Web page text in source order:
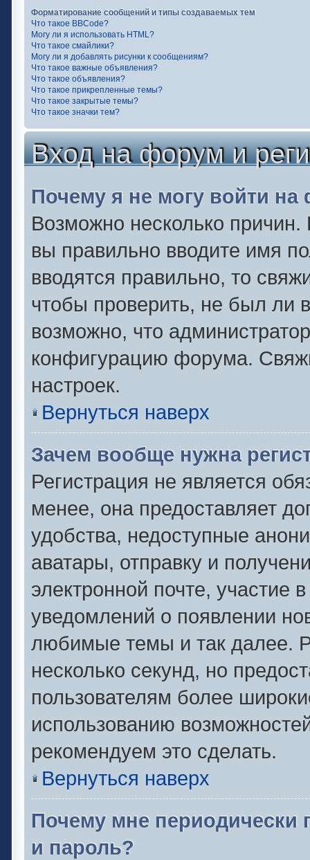
Форматирование сообщений и типы создаваемых тем
Что такое BBCode?
Могу ли я использовать HTML?
Что такое смайлики?
Могу ли я добавлять рисунки к сообщениям?
Что такое важные объявления?
Что такое объявления?
Что такое прикрепленные темы?
Что такое закрытые темы?
Что такое значки тем?
Вход на форум и
Почему я не могу войти
Возможно несколько
вы правильно вводите имя
вводятся правильно, то
чтобы проверить, не был ли
возможно, что
конфигурацию форума.
настроек.
Вернуться наверх
Зачем вообще нужна
Регистрация не является
менее, она предоставляет
удобства, недоступные
аватары, отправку и
электронной почте, участие
уведомлений о появлении
любимые темы и так далее.
несколько секунд, но
пользователям более
использованию
рекомендуем это сделать.
Вернуться наверх
Почему мне периодически
и пароль?